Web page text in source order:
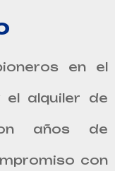
en el
alquiler de
años de
con